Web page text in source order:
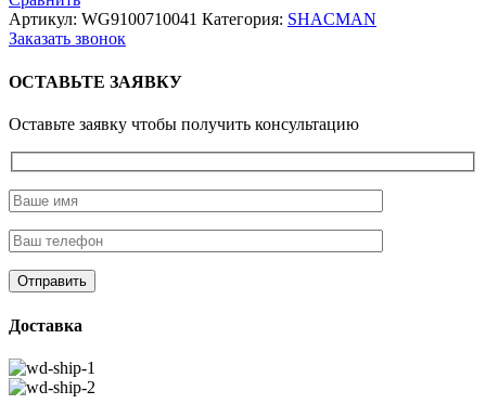
Артикул: WG9100710041 Категория: SHACMAN
Заказать звонок
ОСТАВЬТЕ ЗАЯВКУ
Оставьте заявку чтобы получить консультацию
Доставка